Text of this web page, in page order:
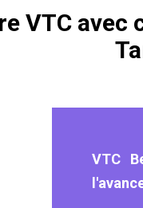
VTC
VTC